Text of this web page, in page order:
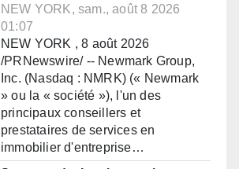
NEW YORK, sam., août 8 2026
01:07
NEW YORK , 8 août 2026
/PRNewswire/ -- Newmark Group,
Inc. (Nasdaq : NMRK) (« Newmark
» ou la « société »), l'un des
principaux conseillers et
prestataires de services en
immobilier d'entreprise…